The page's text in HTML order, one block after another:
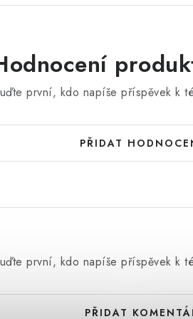
první, kdo napíše příspěvek k
PŘIDAT
první, kdo napíše příspěvek k
PŘIDAT